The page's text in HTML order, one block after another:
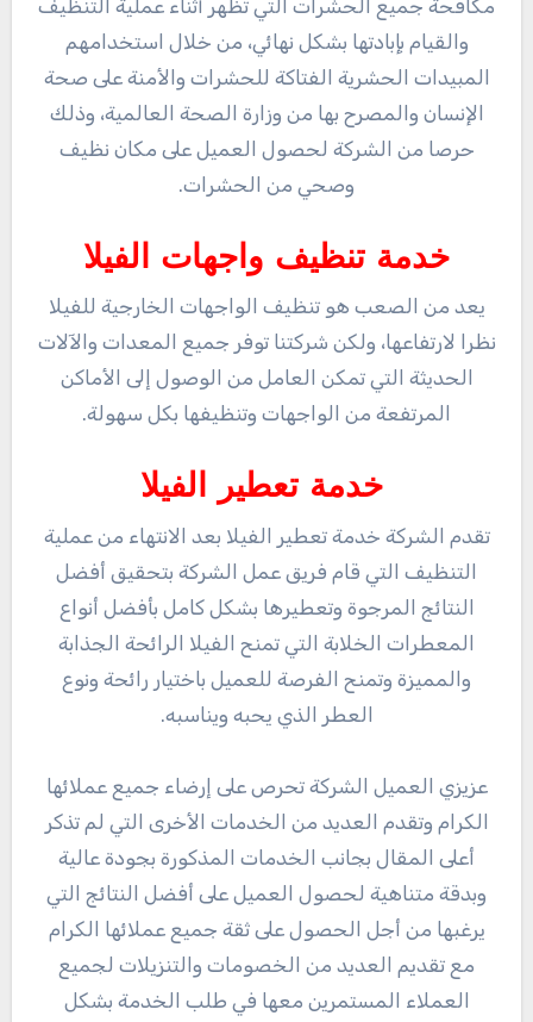
مكافحة جميع الحشرات التي تظهر أثناء عملية التنظيف
والقيام بإبادتها بشكل نهائي، من خلال استخدامهم
المبيدات الحشرية الفتاكة للحشرات والأمنة على صحة
الإنسان والمصرح بها من وزارة الصحة العالمية، وذلك
حرصا من الشركة لحصول العميل على مكان نظيف
وصحي من الحشرات.
خدمة تنظيف واجهات الفيلا
يعد من الصعب هو تنظيف الواجهات الخارجية للفيلا
نظرا لارتفاعها، ولكن شركتنا توفر جميع المعدات والآلات
الحديثة التي تمكن العامل من الوصول إلى الأماكن
المرتفعة من الواجهات وتنظيفها بكل سهولة.
خدمة تعطير الفيلا
تقدم الشركة خدمة تعطير الفيلا بعد الانتهاء من عملية
التنظيف التي قام فريق عمل الشركة بتحقيق أفضل
النتائج المرجوة وتعطيرها بشكل كامل بأفضل أنواع
المعطرات الخلابة التي تمنح الفيلا الرائحة الجذابة
والمميزة وتمنح الفرصة للعميل باختيار رائحة ونوع
العطر الذي يحبه ويناسبه.
عزيزي العميل الشركة تحرص على إرضاء جميع عملائها
الكرام وتقدم العديد من الخدمات الأخرى التي لم تذكر
أعلى المقال بجانب الخدمات المذكورة بجودة عالية
وبدقة متناهية لحصول العميل على أفضل النتائج التي
يرغبها من أجل الحصول على ثقة جميع عملائها الكرام
مع تقديم العديد من الخصومات والتنزيلات لجميع
العملاء المستمرين معها في طلب الخدمة بشكل